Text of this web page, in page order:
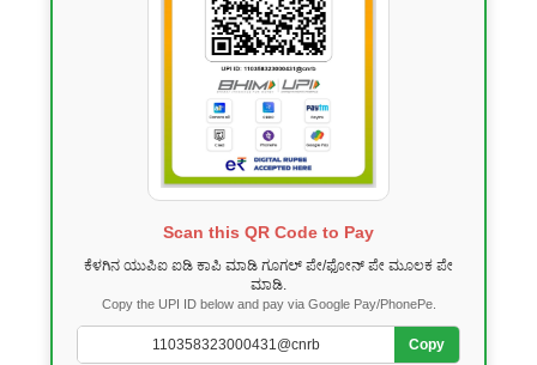
Scan this QR Code to Pay
ಕೆಳಗಿನ ಯುಪಿಐ ಐಡಿ ಕಾಪಿ ಮಾಡಿ ಗೂಗಲ್ ಪೇ/ಫೋನ್ ಪೇ ಮೂಲಕ ಪೇ
ಮಾಡಿ.
Copy the UPI ID below and pay via Google Pay/PhonePe.
Copy